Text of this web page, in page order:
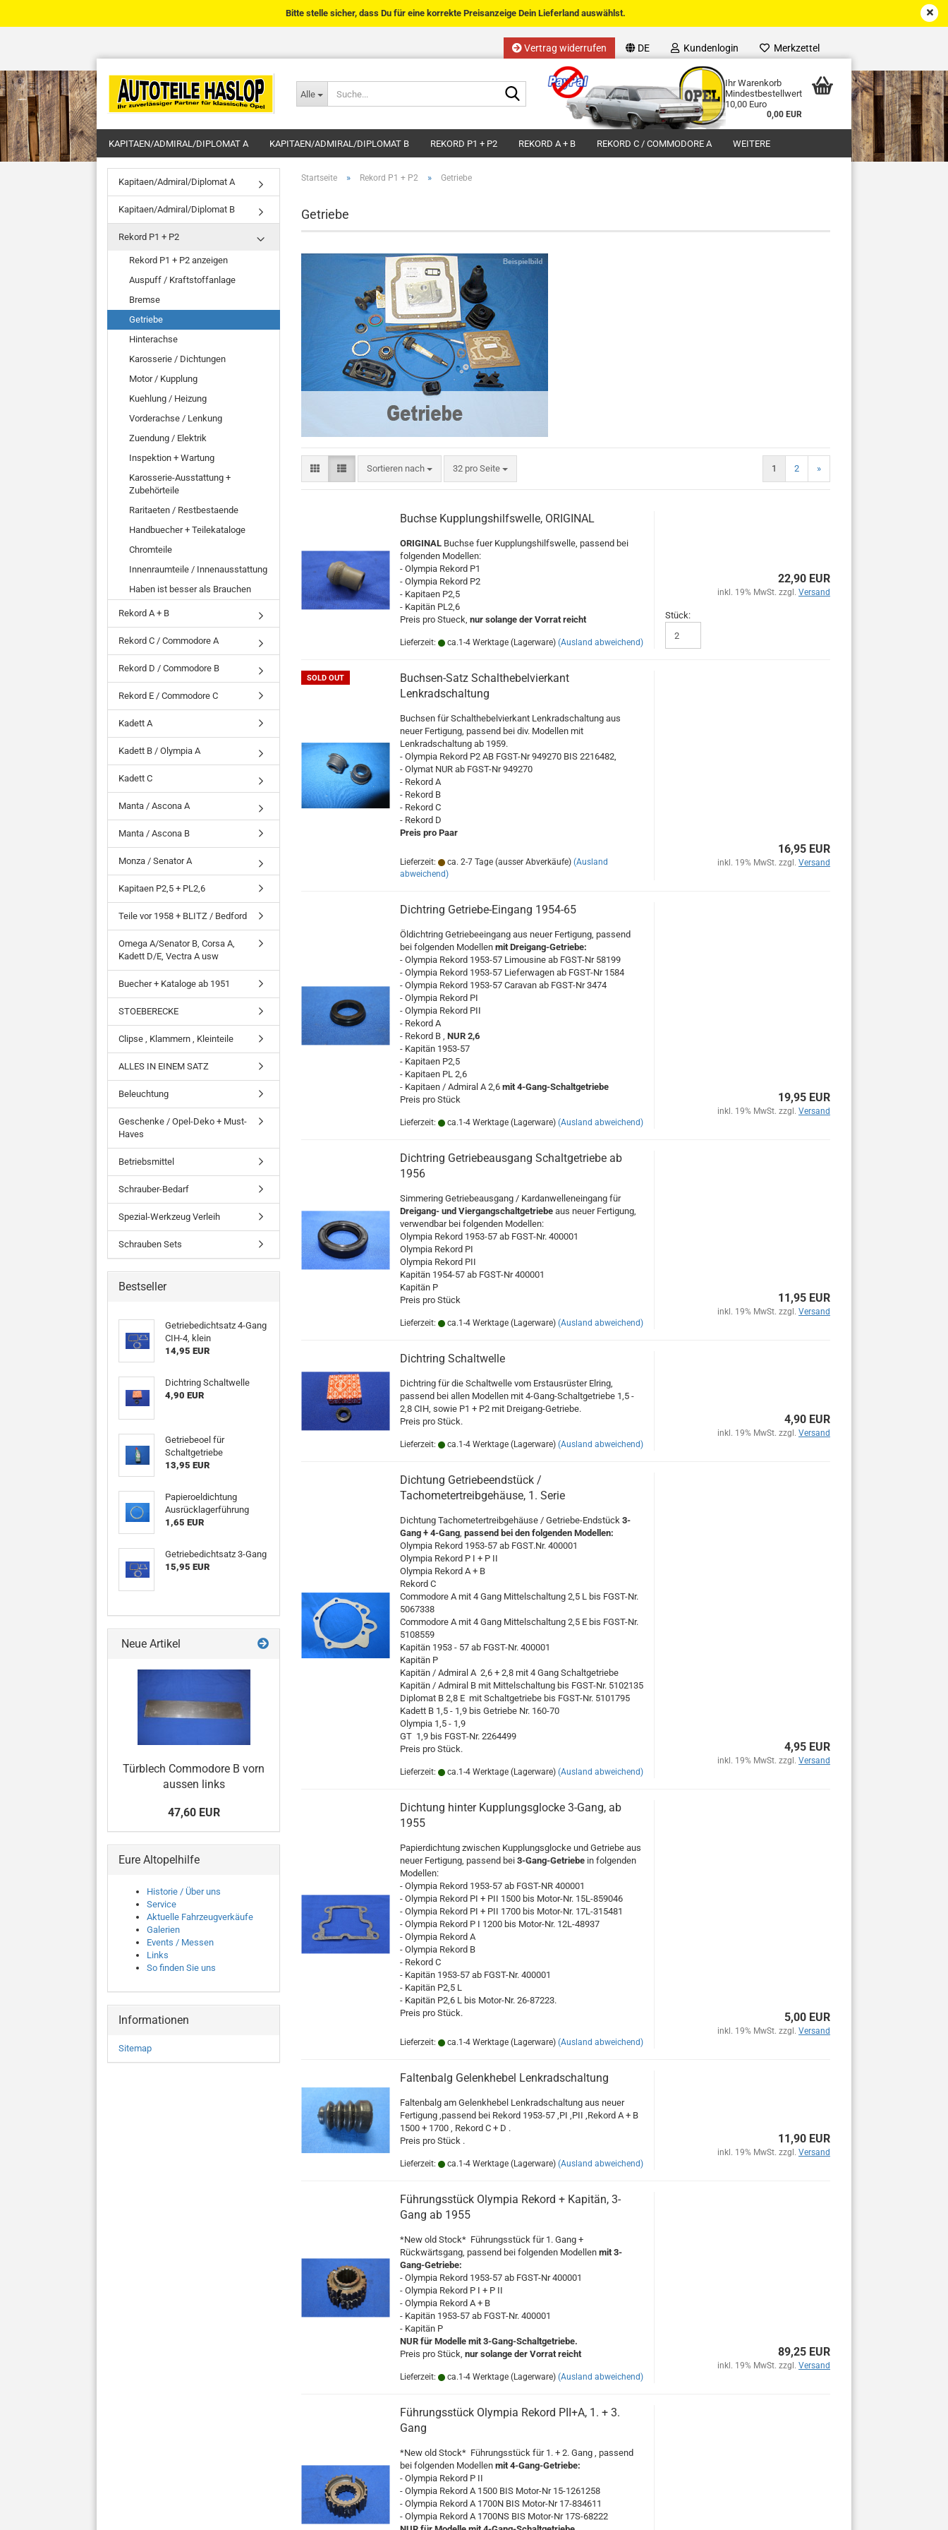
Vertrag widerrufen DE
Sprache auswählen
Lieferland
Kundenlogin
Passwort
Passwort vergessen?
Merkzettel
Alle
Suche...
Ihr Warenkorb
Mindestbestellwert
10,00 Euro
0,00 EUR
Bitte stelle sicher, dass Du für eine korrekte Preisanzeige Dein Lieferland auswählst.
KAPITAEN/ADMIRAL/DIPLOMAT A KAPITAEN/ADMIRAL/DIPLOMAT B REKORD P1 + P2 REKORD A + B REKORD C / COMMODORE A WEITERE
Startseite » Rekord P1 + P2 » Getriebe
Getriebe
Sortieren nach
Sortieren nach 32 pro Seite
pro Seite 1 2 »
Buchse Kupplungshilfswelle, ORIGINAL
ORIGINAL Buchse fuer Kupplungshilfswelle, passend bei
folgenden Modellen:
- Olympia Rekord P1
- Olympia Rekord P2
- Kapitaen P2,5
- Kapitän PL2,6
Preis pro Stueck, nur solange der Vorrat reicht
Lieferzeit: ca.1-4 Werktage (Lagerware) (Ausland abweichend)
22,90 EUR
inkl. 19% MwSt. zzgl. Versand
Stück:
SOLD OUT
Buchsen-Satz Schalthebelvierkant
Lenkradschaltung
Buchsen für Schalthebelvierkant Lenkradschaltung aus
neuer Fertigung, passend bei div. Modellen mit
Lenkradschaltung ab 1959.
- Olympia Rekord P2 AB FGST-Nr 949270 BIS 2216482,
- Olymat NUR ab FGST-Nr 949270
- Rekord A
- Rekord B
- Rekord C
- Rekord D
Preis pro Paar
Lieferzeit: ca. 2-7 Tage (ausser Abverkäufe) (Ausland
abweichend)
16,95 EUR
inkl. 19% MwSt. zzgl. Versand
Dichtring Getriebe-Eingang 1954-65
Öldichtring Getriebeeingang aus neuer Fertigung, passend
bei folgenden Modellen mit Dreigang-Getriebe:
- Olympia Rekord 1953-57 Limousine ab FGST-Nr 58199
- Olympia Rekord 1953-57 Lieferwagen ab FGST-Nr 1584
- Olympia Rekord 1953-57 Caravan ab FGST-Nr 3474
- Olympia Rekord PI
- Olympia Rekord PII
- Rekord A
- Rekord B , NUR 2,6
- Kapitän 1953-57
- Kapitaen P2,5
- Kapitaen PL 2,6
- Kapitaen / Admiral A 2,6 mit 4-Gang-Schaltgetriebe
Preis pro Stück
Lieferzeit: ca.1-4 Werktage (Lagerware) (Ausland abweichend)
19,95 EUR
inkl. 19% MwSt. zzgl. Versand
Dichtring Getriebeausgang Schaltgetriebe ab
1956
Simmering Getriebeausgang / Kardanwelleneingang für
Dreigang- und Viergangschaltgetriebe aus neuer Fertigung,
verwendbar bei folgenden Modellen:
Olympia Rekord 1953-57 ab FGST-Nr. 400001
Olympia Rekord PI
Olympia Rekord PII
Kapitän 1954-57 ab FGST-Nr 400001
Kapitän P
Preis pro Stück
Lieferzeit: ca.1-4 Werktage (Lagerware) (Ausland abweichend)
11,95 EUR
inkl. 19% MwSt. zzgl. Versand
Dichtring Schaltwelle
Dichtring für die Schaltwelle vom Erstausrüster Elring,
passend bei allen Modellen mit 4-Gang-Schaltgetriebe 1,5 -
2,8 CIH, sowie P1 + P2 mit Dreigang-Getriebe.
Preis pro Stück.
Lieferzeit: ca.1-4 Werktage (Lagerware) (Ausland abweichend)
4,90 EUR
inkl. 19% MwSt. zzgl. Versand
Dichtung Getriebeendstück /
Tachometertreibgehäuse, 1. Serie
Dichtung Tachometertreibgehäuse / Getriebe-Endstück 3-
Gang + 4-Gang, passend bei den folgenden Modellen:
Olympia Rekord 1953-57 ab FGST.Nr. 400001
Olympia Rekord P I + P II
Olympia Rekord A + B
Rekord C
Commodore A mit 4 Gang Mittelschaltung 2,5 L bis FGST-Nr.
5067338
Commodore A mit 4 Gang Mittelschaltung 2,5 E bis FGST-Nr.
5108559
Kapitän 1953 - 57 ab FGST-Nr. 400001
Kapitän P
Kapitän / Admiral A 2,6 + 2,8 mit 4 Gang Schaltgetriebe
Kapitän / Admiral B mit Mittelschaltung bis FGST-Nr. 5102135
Diplomat B 2,8 E mit Schaltgetriebe bis FGST-Nr. 5101795
Kadett B 1,5 - 1,9 bis Getriebe Nr. 160-70
Olympia 1,5 - 1,9
GT 1,9 bis FGST-Nr. 2264499
Preis pro Stück.
Lieferzeit: ca.1-4 Werktage (Lagerware) (Ausland abweichend)
4,95 EUR
inkl. 19% MwSt. zzgl. Versand
Dichtung hinter Kupplungsglocke 3-Gang, ab
1955
Papierdichtung zwischen Kupplungsglocke und Getriebe aus
neuer Fertigung, passend bei 3-Gang-Getriebe in folgenden
Modellen:
- Olympia Rekord 1953-57 ab FGST-NR 400001
- Olympia Rekord PI + PII 1500 bis Motor-Nr. 15L-859046
- Olympia Rekord PI + PII 1700 bis Motor-Nr. 17L-315481
- Olympia Rekord P I 1200 bis Motor-Nr. 12L-48937
- Olympia Rekord A
- Olympia Rekord B
- Rekord C
- Kapitän 1953-57 ab FGST-Nr. 400001
- Kapitän P2,5 L
- Kapitän P2,6 L bis Motor-Nr. 26-87223.
Preis pro Stück.
Lieferzeit: ca.1-4 Werktage (Lagerware) (Ausland abweichend)
5,00 EUR
inkl. 19% MwSt. zzgl. Versand
Faltenbalg Gelenkhebel Lenkradschaltung
Faltenbalg am Gelenkhebel Lenkradschaltung aus neuer
Fertigung ,passend bei Rekord 1953-57 ,PI ,PII ,Rekord A + B
1500 + 1700 , Rekord C + D .
Preis pro Stück .
Lieferzeit: ca.1-4 Werktage (Lagerware) (Ausland abweichend)
11,90 EUR
inkl. 19% MwSt. zzgl. Versand
Führungsstück Olympia Rekord + Kapitän, 3-
Gang ab 1955
*New old Stock* Führungsstück für 1. Gang +
Rückwärtsgang, passend bei folgenden Modellen mit 3-
Gang-Getriebe:
- Olympia Rekord 1953-57 ab FGST-Nr 400001
- Olympia Rekord P I + P II
- Olympia Rekord A + B
- Kapitän 1953-57 ab FGST-Nr. 400001
- Kapitän P
NUR für Modelle mit 3-Gang-Schaltgetriebe.
Preis pro Stück, nur solange der Vorrat reicht
Lieferzeit: ca.1-4 Werktage (Lagerware) (Ausland abweichend)
89,25 EUR
inkl. 19% MwSt. zzgl. Versand
Führungsstück Olympia Rekord PII+A, 1. + 3.
Gang
*New old Stock* Führungsstück für 1. + 2. Gang , passend
bei folgenden Modellen mit 4-Gang-Getriebe:
- Olympia Rekord P II
- Olympia Rekord A 1500 BIS Motor-Nr 15-1261258
- Olympia Rekord A 1700N BIS Motor-Nr 17-834611
- Olympia Rekord A 1700NS BIS Motor-Nr 17S-68222
Kapitaen/Admiral/Diplomat A
Kapitaen/Admiral/Diplomat B
Rekord P1 + P2
Rekord P1 + P2 anzeigen
Auspuff / Kraftstoffanlage
Bremse
Getriebe
Hinterachse
Karosserie / Dichtungen
Motor / Kupplung
Kuehlung / Heizung
Vorderachse / Lenkung
Zuendung / Elektrik
Inspektion + Wartung
Karosserie-Ausstattung +
Zubehörteile
Raritaeten / Restbestaende
Handbuecher + Teilekataloge
Chromteile
Innenraumteile / Innenausstattung
Haben ist besser als Brauchen
Rekord A + B
Rekord C / Commodore A
Rekord D / Commodore B
Rekord E / Commodore C
Kadett A
Kadett B / Olympia A
Kadett C
Manta / Ascona A
Manta / Ascona B
Monza / Senator A
Kapitaen P2,5 + PL2,6
Teile vor 1958 + BLITZ / Bedford
Omega A/Senator B, Corsa A,
Kadett D/E, Vectra A usw
Buecher + Kataloge ab 1951
STOEBERECKE
Clipse , Klammern , Kleinteile
ALLES IN EINEM SATZ
Beleuchtung
Geschenke / Opel-Deko + Must-
Haves
Betriebsmittel
Schrauber-Bedarf
Spezial-Werkzeug Verleih
Schrauben Sets
Bestseller
Getriebedichtsatz 4-Gang
CIH-4, klein
14,95 EUR
Dichtring Schaltwelle
4,90 EUR
Getriebeoel für
Schaltgetriebe
13,95 EUR
Papieroeldichtung
Ausrücklagerführung
1,65 EUR
Getriebedichtsatz 3-Gang
15,95 EUR
Neue Artikel
Türblech Commodore B vorn
aussen links
47,60 EUR
Eure Altopelhilfe
Historie / Über uns
Service
Aktuelle Fahrzeugverkäufe
Galerien
Events / Messen
Links
So finden Sie uns
Informationen
Sitemap